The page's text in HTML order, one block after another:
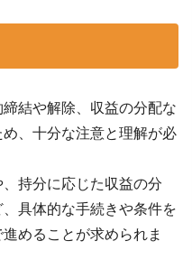
結や解除、収益の分配な
、十分な注意と理解が必
持分に応じた収益の分
具体的な手続きや条件を
めることが求められま